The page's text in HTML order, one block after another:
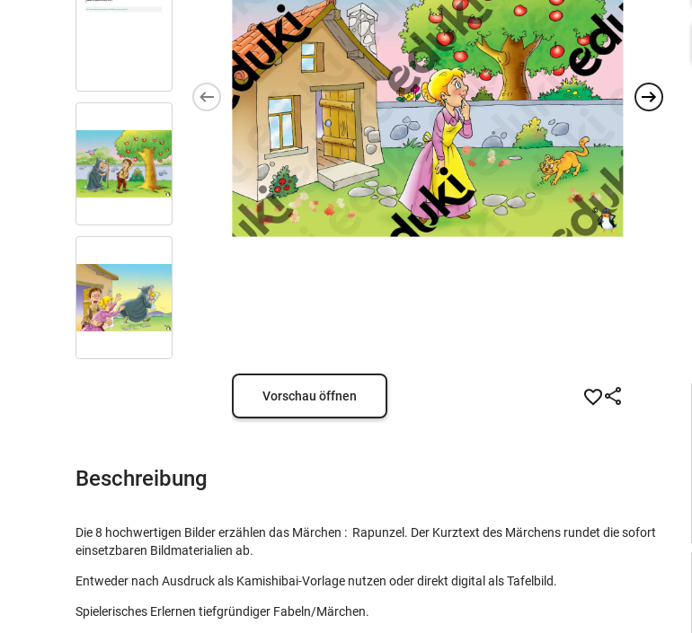
Vorschau öffnen
Beschreibung
Die 8 hochwertigen Bilder erzählen das Märchen : Rapunzel. Der Kurztext des Märchens rundet die sofort
einsetzbaren Bildmaterialien ab.
Entweder nach Ausdruck als Kamishibai-Vorlage nutzen oder direkt digital als Tafelbild.
Spielerisches Erlernen tiefgründiger Fabeln/Märchen.